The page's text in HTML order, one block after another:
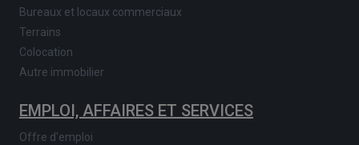
Bureaux et locaux commerciaux
Terrains
Colocation
Autre immobilier
EMPLOI, AFFAIRES ET SERVICES
Offre d'emploi